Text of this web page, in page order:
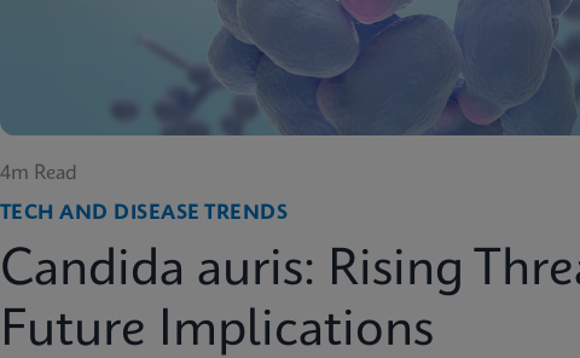
4m Read
TECH AND DISEASE TRENDS
Candida auris: Rising
Future Implications